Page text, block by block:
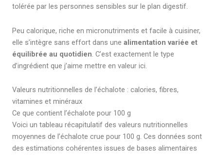
tolérée par les personnes sensibles sur le plan digestif.
Peu calorique, riche en micronutriments et facile à cuisiner,
elle s’intègre sans effort dans une alimentation variée et
équilibrée au quotidien. C’est exactement le type
d’ingrédient que j’aime mettre en valeur ici.
Valeurs nutritionnelles de l’échalote : calories, fibres,
vitamines et minéraux
Ce que contient l’échalote pour 100 g
Voici un tableau récapitulatif des valeurs nutritionnelles
moyennes de l’échalote crue pour 100 g. Ces données sont
des estimations cohérentes issues de bases alimentaires